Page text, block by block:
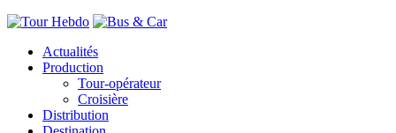
Actualités
Production
Tour-opérateur
Croisière
Distribution